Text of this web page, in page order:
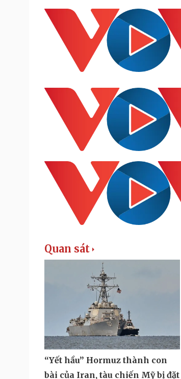
Quan sát
“Yết hầu” Hormuz thành con
bài của Iran, tàu chiến Mỹ bị đặt